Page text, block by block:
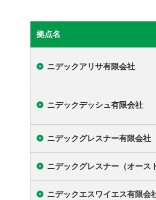
拠点名
ニデックアリサ有限会社
ニデックデッシュ有限会社
ニデックグレスナー有限会社
ニデックグレスナー（オース
ニデックエスワイエス有限会